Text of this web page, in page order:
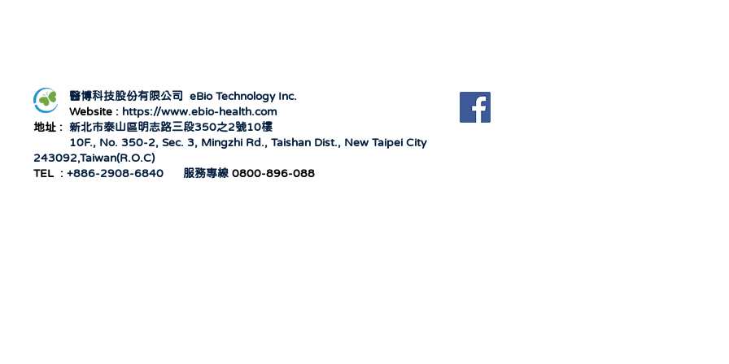
醫博科技股份有限公司 eBio Technology Inc.
Website : https://www.ebio-health.com
地址 : 新北市泰山區明志路三段350之2號10樓
10F., No. 350-2, Sec. 3, Mingzhi Rd., Taishan Dist., New Taipei City
243092,Taiwan(R.O.C)
TEL : +886-2908-6840 服務專線 0800-896-088